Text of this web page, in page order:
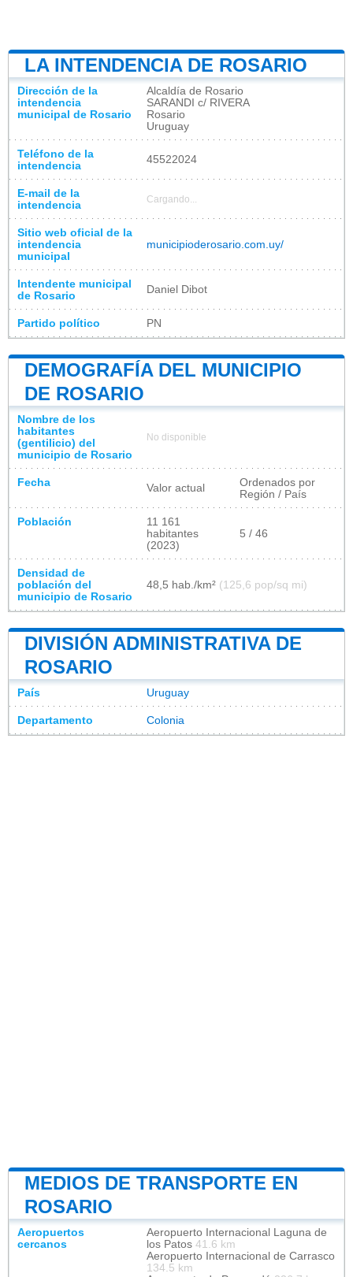
LA INTENDENCIA DE ROSARIO
Dirección de la
intendencia
municipal de Rosario
Alcaldía de Rosario
SARANDI c/ RIVERA
Rosario
Uruguay
Teléfono de la
intendencia
45522024
E-mail de la
intendencia
Cargando...
Sitio web oficial de la
intendencia
municipal
municipioderosario.com.uy/
Intendente municipal
de Rosario
Daniel Dibot
Partido político PN​
DEMOGRAFÍA DEL MUNICIPIO
DE ROSARIO
Nombre de los
habitantes
(gentilicio) del
municipio de Rosario
No disponible
Fecha Valor actual
Ordenados por
Región / País
Población
11 161
habitantes
(2023)
5 / 46
Densidad de
población del
municipio de Rosario
48,5 hab./km² (125,6 pop/sq mi)
DIVISIÓN ADMINISTRATIVA DE
ROSARIO
País Uruguay
Departamento Colonia
MEDIOS DE TRANSPORTE EN
ROSARIO
Aeropuertos
cercanos
Aeropuerto Internacional Laguna de
los Patos 41.6 km
Aeropuerto Internacional de Carrasco
134.5 km